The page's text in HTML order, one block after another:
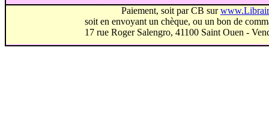
Paiement, soit par CB sur
soit en envoyant un chèque, ou un bon de
17 rue Roger Salengro, 41100 Saint Ouen -